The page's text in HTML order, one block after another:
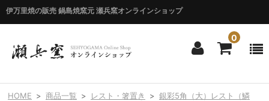
伊万里焼の販売 鍋島焼窯元 瀬兵窯オンラインショップ
0
ホーム
HOME > 商品一覧 > レスト・箸置き > 銀彩5角（大）レスト（鱗